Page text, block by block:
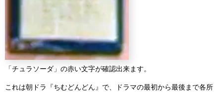
「チュラソーダ」の赤い文字が確認出来ます。
これは朝ドラ『ちむどんどん』で、ドラマの最初から最後まで各所